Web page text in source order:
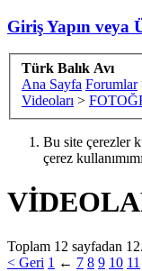
Giriş Yapın veya
Türk Balık Avı
Ana Sayfa Forumlar
Videoları >
Bu site çerezler
çerez
Toplam 12 sayfadan
< Geri 1 ← 7 8 9 10 11